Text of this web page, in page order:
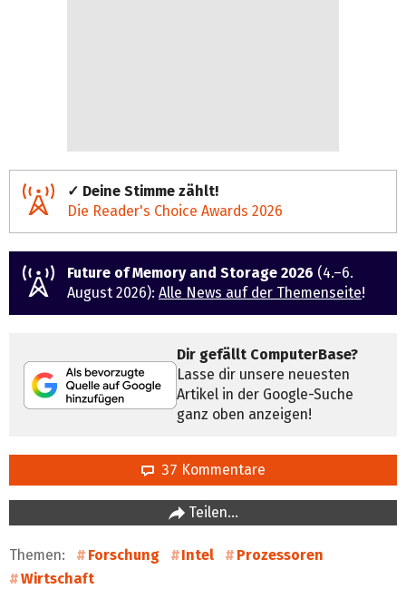
✓ Deine Stimme zählt!
Die Reader's Choice Awards 2026
Future of Memory and Storage 2026 (4.–6.
August 2026): Alle News auf der Themenseite!
Dir gefällt ComputerBase?
Lasse dir unsere neuesten
Artikel in der Google-Suche
ganz oben anzeigen!
37 Kommentare
Teilen…
Themen: Forschung Intel
Prozessoren
Wirtschaft